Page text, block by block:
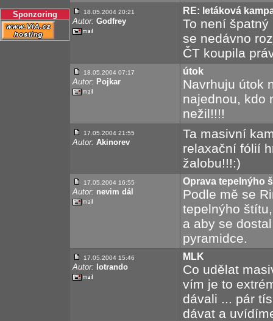
Sponzoring 18.05.2004 20:21
Autor: Godfrey
RE: letáková
To není
se nedávno
ČT koupila
18.05.2004 07:17
Autor: Pojkar
útok
Navrhuju útok
najednou, kdo
nežil!!!!
17.05.2004 21:55
Autor: Akinorev
Ta masivní
relaxační fólií
žalobu!!!:)
17.05.2004 16:55
Autor: nevim dál
Oprava tepelnýho
Podle mě se
tepelnýho
a aby se
pyramidce.
17.05.2004 15:46
Autor: lotrando
MLK
Co udělat
vím je to
dávali ... pár
dávat a